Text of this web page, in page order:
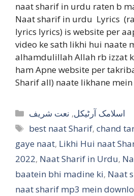
naat sharif in urdu raten b
Naat sharif in urdu Lyrics
lyrics lyrics) is website per
video ke sath likhi hui naate
alhamdulillah Allah rb izzat
ham Apne website per
Sharif all) naate likhane
Categories اسلامک آرٹیکل, نعت شریف
Tags
best naat Sharif,chand
gaye naat, Likhi Hui naat
2022, Naat Sharif in Urdu,
baatein bhi madine ki, Naat
naat sharif mp3 mein